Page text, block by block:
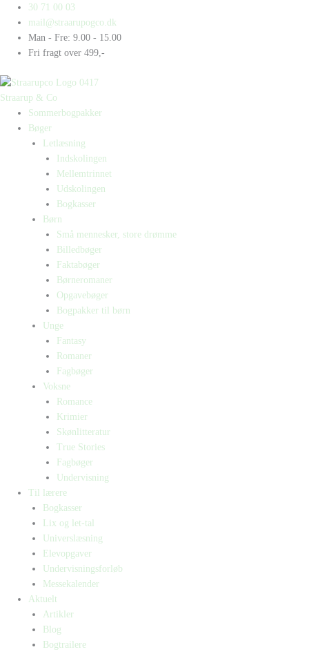
indholdet
30 71 00 03
mail@straarupogco.dk
Man - Fre: 9.00 - 15.00
Fri fragt over 499,-
Straarup & Co
Sommerbogpakker
Bøger
Letlæsning
Indskolingen
Mellemtrinnet
Udskolingen
Bogkasser
Børn
Små mennesker, store drømme
Billedbøger
Faktabøger
Børneromaner
Opgavebøger
Bogpakker til børn
Unge
Fantasy
Romaner
Fagbøger
Voksne
Romance
Krimier
Skønlitteratur
True Stories
Fagbøger
Undervisning
Til lærere
Bogkasser
Lix og let-tal
Universlæsning
Elevopgaver
Undervisningsforløb
Messekalender
Aktuelt
Artikler
Blog
Bogtrailere
Products
search
Products
search
Lær
Læs
3
(Enkeltstyk)
antal
Lær
Læs
3
(Klassesæt)
antal